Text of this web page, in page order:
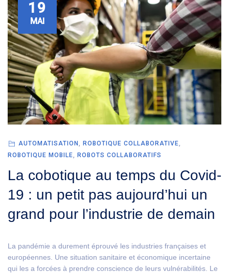
19
MAI
AUTOMATISATION ROBOTIQUE COLLABORATIVE
ROBOTIQUE MOBILE
ROBOTS COLLABORATIFS
La cobotique au temps du Covid-
19 : un petit pas aujourd’hui un
grand pour l’industrie de demain
La pandémie a durement éprouvé les industries françaises et
européennes. Une situation sanitaire et économique incertaine
qui les a forcées à prendre conscience de leurs vulnérabilités. Le